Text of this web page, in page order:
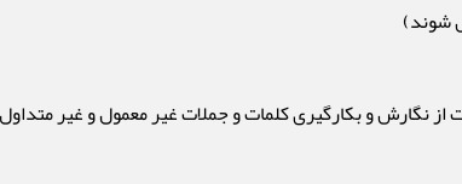
شوند)
نگارش و بکارگیری کلمات و جملات غیر معمول و غیر